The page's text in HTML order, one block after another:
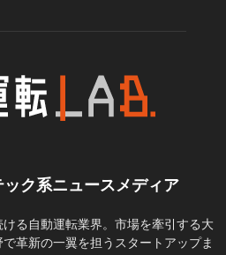
ク系ニュースメディア
る自動運転業界。市場を牽引する大
革新の一翼を担うスタートアップま